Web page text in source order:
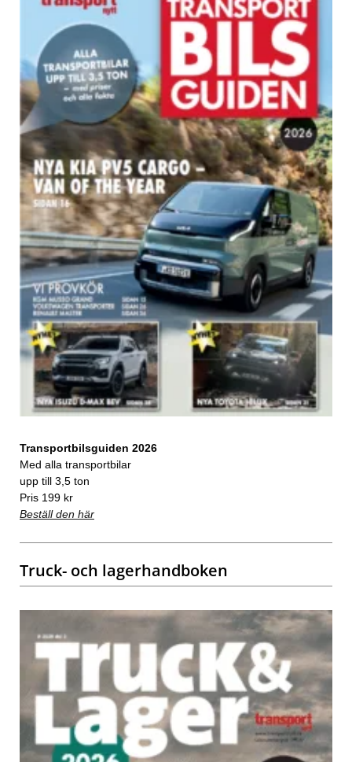
Transportbilsguiden 2026
Med alla transportbilar
upp till 3,5 ton
Pris 199 kr
Beställ den här
Truck- och lagerhandboken